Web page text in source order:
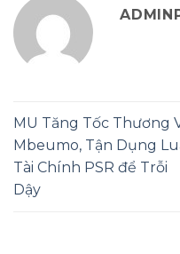
MU Tăng Tốc Thương
Mbeumo, Tận Dụng
Tài Chính PSR để Trỗi
Dậy